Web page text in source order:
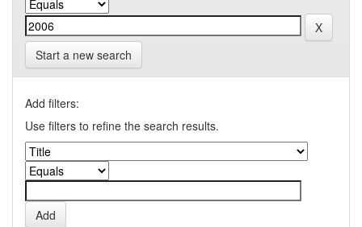
Start a new search
Add filters:
Use filters to refine the search results.